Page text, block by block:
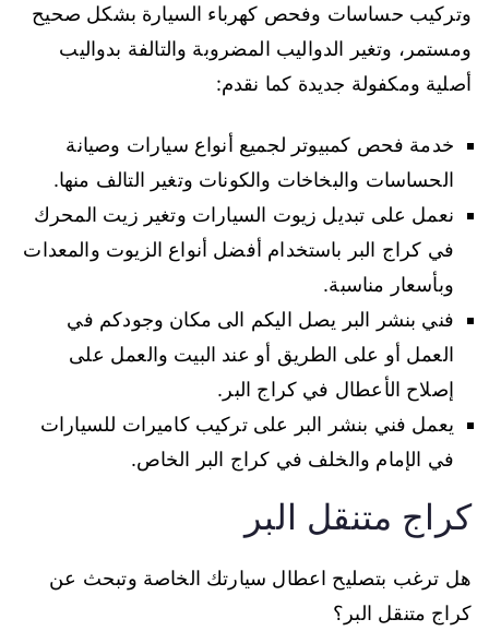
وتركيب حساسات وفحص كهرباء السيارة بشكل صحيح
ومستمر، وتغير الدواليب المضروبة والتالفة بدواليب
أصلية ومكفولة جديدة كما نقدم:
خدمة فحص كمبيوتر لجميع أنواع سيارات وصيانة
الحساسات والبخاخات والكونات وتغير التالف منها.
نعمل على تبديل زيوت السيارات وتغير زيت المحرك
في كراج البر باستخدام أفضل أنواع الزيوت والمعدات
وبأسعار مناسبة.
فني بنشر البر يصل اليكم الى مكان وجودكم في
العمل أو على الطريق أو عند البيت والعمل على
إصلاح الأعطال في كراج البر.
يعمل فني بنشر البر على تركيب كاميرات للسيارات
في الإمام والخلف في كراج البر الخاص.
كراج متنقل البر
هل ترغب بتصليح اعطال سيارتك الخاصة وتبحث عن
كراج متنقل البر؟